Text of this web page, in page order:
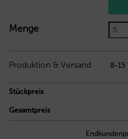
Menge
Produktion & Versand 8-15
Stückpreis
Gesamtpreis